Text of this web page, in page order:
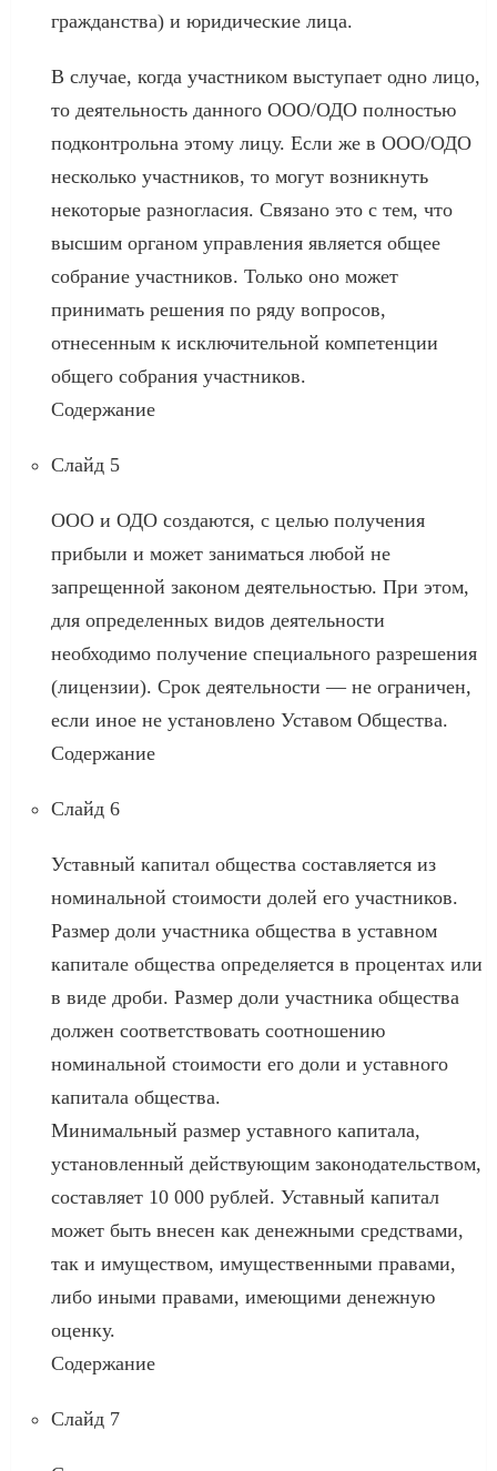
гражданства) и юридические лица.
В случае, когда участником выступает одно лицо,
то деятельность данного ООО/ОДО полностью
подконтрольна этому лицу. Если же в ООО/ОДО
несколько участников, то могут возникнуть
некоторые разногласия. Связано это с тем, что
высшим органом управления является общее
собрание участников. Только оно может
принимать решения по ряду вопросов,
отнесенным к исключительной компетенции
общего собрания участников.
Содержание
Слайд 5
ООО и ОДО создаются, с целью получения
прибыли и может заниматься любой не
запрещенной законом деятельностью. При этом,
для определенных видов деятельности
необходимо получение специального разрешения
(лицензии). Срок деятельности — не ограничен,
если иное не установлено Уставом Общества.
Содержание
Слайд 6
Уставный капитал общества составляется из
номинальной стоимости долей его участников.
Размер доли участника общества в уставном
капитале общества определяется в процентах или
в виде дроби. Размер доли участника общества
должен соответствовать соотношению
номинальной стоимости его доли и уставного
капитала общества.
Минимальный размер уставного капитала,
установленный действующим законодательством,
составляет 10 000 рублей. Уставный капитал
может быть внесен как денежными средствами,
так и имуществом, имущественными правами,
либо иными правами, имеющими денежную
оценку.
Содержание
Слайд 7